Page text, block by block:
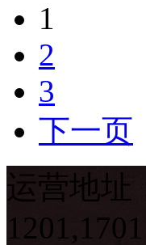
1
2
3
下一页
运营地址
1201,1701